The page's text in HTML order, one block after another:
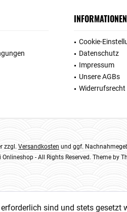
INFORMATIONEN
Cookie-
Datenschutz
Impressum
Unsere AGBs
Widerrufsrecht
zzgl. Versandkosten und ggf.
- All Rights Reserved. Theme by
sind und stets gesetzt